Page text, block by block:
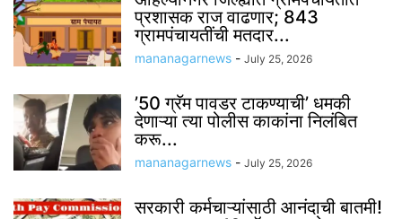
प्रशासक राज वाढणार; 843
ग्रामपंचायतींची मतदार...
mananagarnews - July 25, 2026
’50 ग्रॅम पावडर टाकण्याची’ धमकी
देणाऱ्या त्या पोलीस काकांना निलंबित
करू...
mananagarnews - July 25, 2026
सरकारी कर्मचाऱ्यांसाठी आनंदाची बातमी!